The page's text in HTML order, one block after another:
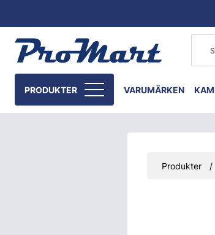
PRODUKTER VARUMÄRKEN
Produkter